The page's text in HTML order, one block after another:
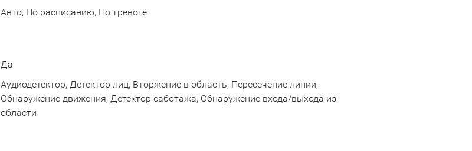
Авто, По расписанию, По тревоге
Да
Аудиодетектор, Детектор лиц, Вторжение в область, Пересечение линии,
Обнаружение движения, Детектор саботажа, Обнаружение входа/выхода из
области